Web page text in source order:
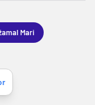
Mari